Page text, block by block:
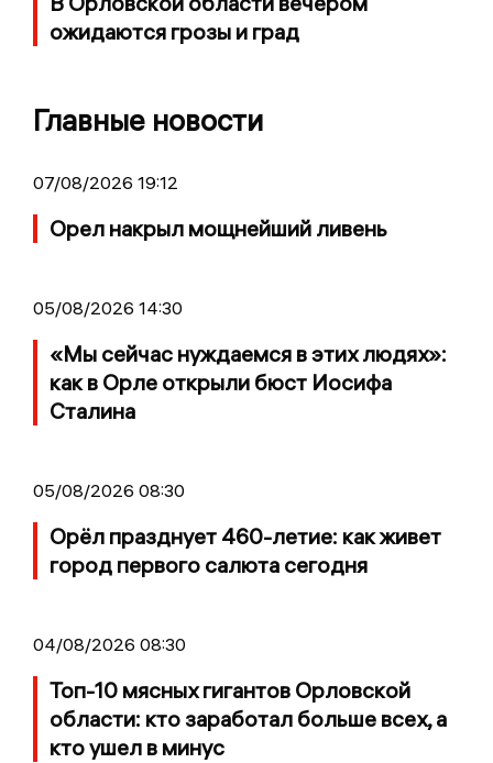
ожидаются грозы и град
Главные новости
07/08/2026 19:12
Орел накрыл мощнейший ливень
05/08/2026 14:30
«Мы сейчас нуждаемся в этих людях»:
как в Орле открыли бюст Иосифа
Сталина
05/08/2026 08:30
Орёл празднует 460-летие: как живет
город первого салюта сегодня
04/08/2026 08:30
Топ-10 мясных гигантов Орловской
области: кто заработал больше всех, а
кто ушел в минус